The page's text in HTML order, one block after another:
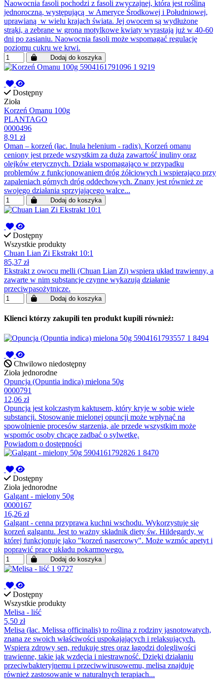
Naowocnia fasoli pochodzi z fasoli zwyczajnej, która jest rośliną
jednoroczną, występującą w Ameryce Środkowej i Południowej,
uprawianą w wielu krajach świata. Jej owocem są wydłużone
strąki, a zebrane w grona motylkowe kwiaty wyrastają już w 40-60
dni po zasianiu. Naowocnia fasoli może wspomagać regulację
poziomu cukru we krwi.
Dodaj do koszyka
Dostępny
Zioła
Korzeń Omanu 100g
PLANTAGO
0000496
8,91 zł
Oman – korzeń (łac. Inula helenium - radix). Korzeń omanu
ceniony jest przede wszystkim za dużą zawartość inuliny oraz
olejków eterycznych. Działa wspomagająco w przypadku
problemów z funkcjonowaniem dróg żółciowych i wspierająco przy
zapaleniach górnych dróg oddechowych. Znany jest również ze
swojego działania sprzyjającego walce...
Dodaj do koszyka
Dostępny
Wszystkie produkty
Chuan Lian Zi Ekstrakt 10:1
85,37 zł
Ekstrakt z owocu melli (Chuan Lian Zi) wspiera układ trawienny, a
zawarte w nim substancje czynne wykazują działanie
przeciwpasożytnicze.
Dodaj do koszyka
Klienci którzy zakupili ten produkt kupili również:
Chwilowo niedostępny
Zioła jednorodne
Opuncja (Opuntia indica) mielona 50g
0000791
12,06 zł
Opuncja jest kolczastym kaktusem, który kryje w sobie wiele
substancji. Stosowanie mielonej opuncji może wpłynąć na
spowolnienie procesów starzenia, ale przede wszystkim może
wspomóc osoby chcące zadbać o sylwetkę.
Powiadom o dostępności
Dostępny
Zioła jednorodne
Galgant - mielony 50g
0000167
16,26 zł
Galgant - cenna przyprawa kuchni wschodu. Wykorzystuje się
korzeń galgantu. Jest to ważny składnik diety św. Hildegardy, w
której funkcjonuje jako "korzeń nasercowy". Może wzmóc apetyt i
poprawić pracę układu pokarmowego.
Dodaj do koszyka
Dostępny
Wszystkie produkty
Melisa - liść
5,50 zł
Melisa (łac. Melissa officinalis) to roślina z rodziny jasnotowatych,
znana ze swoich właściwości uspokajających i relaksujących.
Wspiera zdrowy sen, redukuje stres oraz łagodzi dolegliwości
trawienne, takie jak wzdęcia i niestrawność. Dzięki działaniu
przeciwbakteryjnemu i przeciwwirusowemu, melisa znajduje
również zastosowanie w naturalnych terapiach...